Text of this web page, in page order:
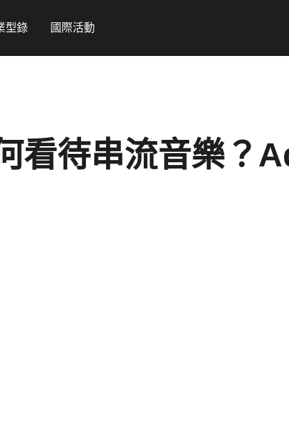
型錄 國際活動
看待串流音樂？